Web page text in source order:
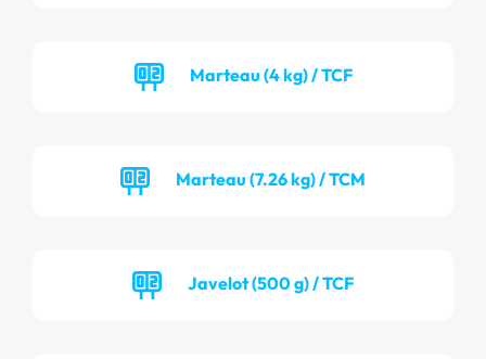
Marteau (4 kg) / TCF
Marteau (7.26 kg) / TCM
Javelot (500 g) / TCF